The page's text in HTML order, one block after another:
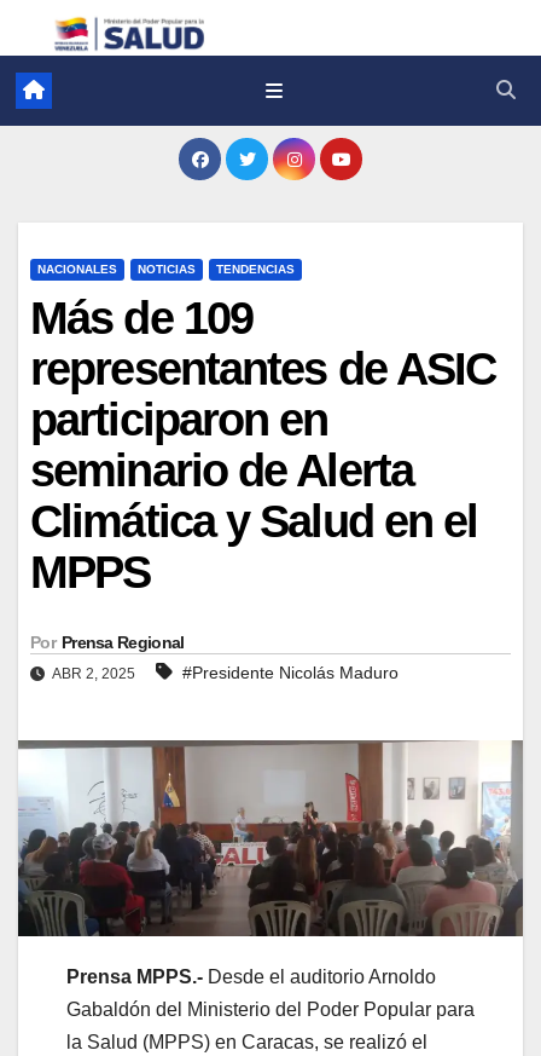
NACIONALES NOTICIAS TENDENCIAS
Más de 109
representantes de ASIC
participaron en
seminario de Alerta
Climática y Salud en el
MPPS
Por Prensa Regional
ABR 2, 2025 #Presidente Nicolás Maduro
Prensa MPPS.- Desde el auditorio Arnoldo
Gabaldón del Ministerio del Poder Popular para
la Salud (MPPS) en Caracas, se realizó el